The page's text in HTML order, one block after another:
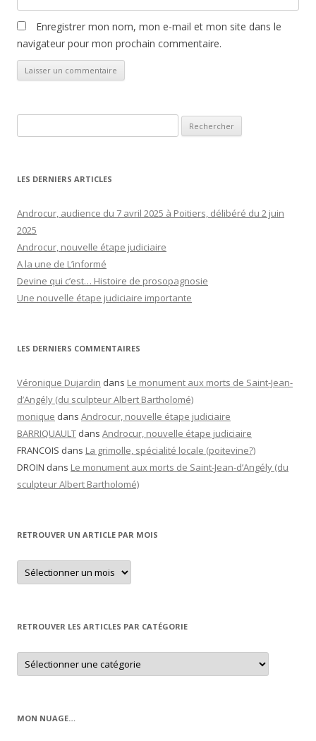
Enregistrer mon nom, mon e-mail et mon site dans le
navigateur pour mon prochain commentaire.
LES DERNIERS ARTICLES
Androcur, audience du 7 avril 2025 à Poitiers, délibéré du 2 juin
2025
Androcur, nouvelle étape judiciaire
A la une de L’informé
Devine qui c’est… Histoire de prosopagnosie
Une nouvelle étape judiciaire importante
LES DERNIERS COMMENTAIRES
Véronique Dujardin dans Le monument aux morts de Saint-Jean-
d’Angély (du sculpteur Albert Bartholomé)
monique dans Androcur, nouvelle étape judiciaire
BARRIQUAULT dans Androcur, nouvelle étape judiciaire
FRANCOIS dans La grimolle, spécialité locale (poitevine?)
DROIN dans Le monument aux morts de Saint-Jean-d’Angély (du
sculpteur Albert Bartholomé)
RETROUVER UN ARTICLE PAR MOIS
Retrouver
un
article
RETROUVER LES ARTICLES PAR CATÉGORIE
Retrouver
les
articles
MON NUAGE…